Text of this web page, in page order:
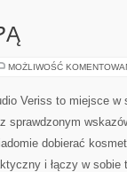
MOŻLIWOŚĆ
Veriss to miejsce w
sprawdzonym
dobierać
i łączy w sobie